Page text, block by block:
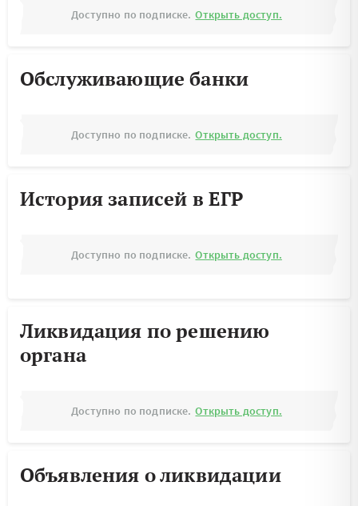
Доступно по подписке. Открыть доступ.
Обслуживающие банки
Доступно по подписке. Открыть доступ.
История записей в ЕГР
Доступно по подписке. Открыть доступ.
Ликвидация по решению
органа
Доступно по подписке. Открыть доступ.
Объявления о ликвидации